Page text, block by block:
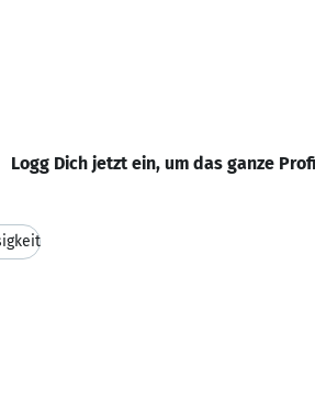
Logg Dich jetzt ein, um das ganze